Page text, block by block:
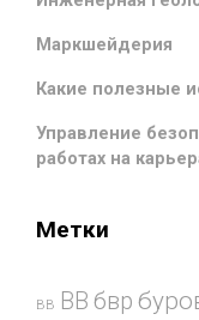
Маркшейдерия
Какие полезные
Управление
работах на
Метки
ВВ ВВ бвр